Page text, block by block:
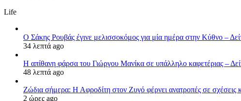
Life
Ο Σάκης Ρουβάς έγινε μελισσοκόμος για μία ημέρα στην Κύθνο –
34 λεπτά ago
Η απίθανη φάρσα του Γιώργου Μανίκα σε υπάλληλο καφετέριας –
48 λεπτά ago
Ζώδια σήμερα: Η Αφροδίτη στον Ζυγό φέρνει ανατροπές σε σχέσεις
2 ώρες ago